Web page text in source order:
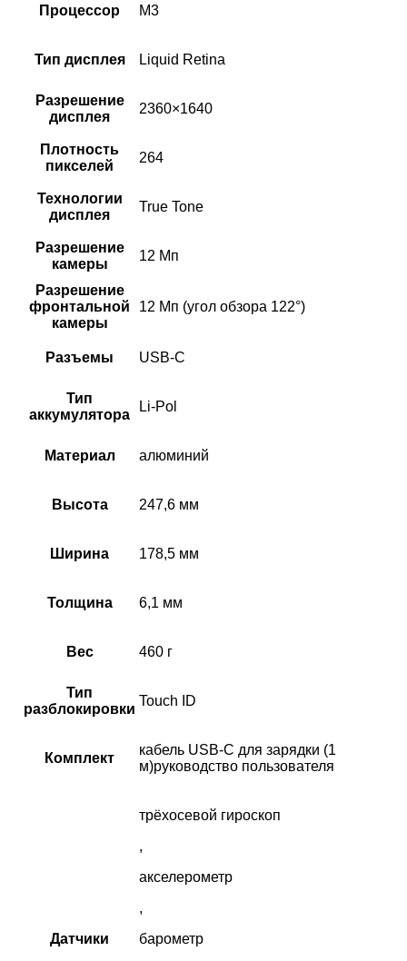
Процессор M3
Тип дисплея Liquid Retina
Разрешение
дисплея
2360×1640
Плотность
пикселей
264
Технологии
дисплея
True Tone
Разрешение
камеры
12 Мп
Разрешение
фронтальной
камеры
12 Мп (угол обзора 122°)
Разъемы USB‑C
Тип
аккумулятора
Li-Pol
Материал алюминий
Высота 247,6 мм
Ширина 178,5 мм
Толщина 6,1 мм
Вес 460 г
Тип
разблокировки
Touch ID
Комплект
кабель USB‑C для зарядки (1
м)руководство пользователя
Датчики
трёхосевой гироскоп
,
акселерометр
,
барометр